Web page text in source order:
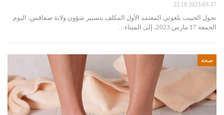
2023-03-17 22:18
تحول الحبيب بلغوثي المعتمد الأول المكلف بتسيير شؤون ولاية صفاقس، اليوم
الجمعة 17 مارس 2023، إلى الميناء…
صحة